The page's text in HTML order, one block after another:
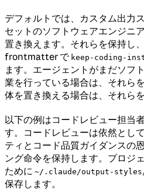
デフォルトでは、カスタム出力
セットのソフトウェアエンジニ
置き換えます。それらを保持し
frontmatter で keep-coding-
ます。エージェントがまだソフ
業を行っている場合は、それら
体を置き換える場合は、それら
以下の例はコードレビュー担当
す。コードレビューは依然とし
ティとコード品質ガイダンスの
ング命令を保持します。プロジ
ために ~/.claude/output-styles/
保存します。